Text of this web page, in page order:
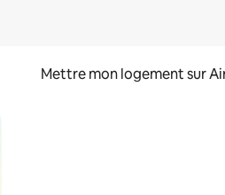
Mettre mon logement sur